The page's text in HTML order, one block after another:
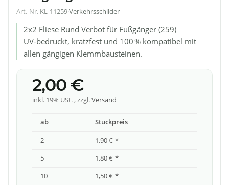
Art.-Nr. KL-11259·Verkehrsschilder
2x2 Fliese Rund Verbot für Fußgänger (259)
UV-bedruckt, kratzfest und 100 % kompatibel mit
allen gängigen Klemmbausteinen.
2,00 €
inkl. 19% USt. , zzgl.Versand
ab Stückpreis
2 1,90 € *
5 1,80 € *
10 1,50 € *